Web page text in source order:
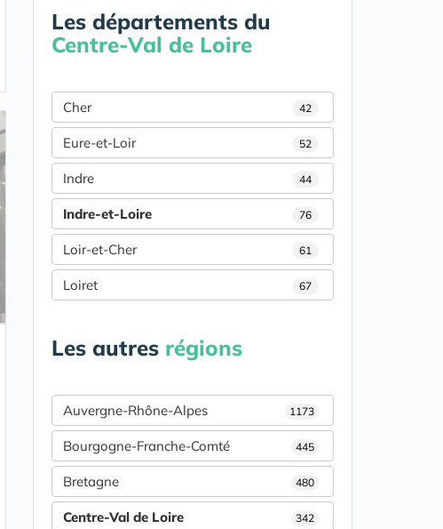
Les départements du
Centre-Val de Loire
Cher 42
Eure-et-Loir 52
Indre 44
Indre-et-Loire 76
Loir-et-Cher 61
Loiret 67
Les autres régions
Auvergne-Rhône-Alpes 1173
Bourgogne-Franche-Comté 445
Bretagne 480
Centre-Val de Loire 342